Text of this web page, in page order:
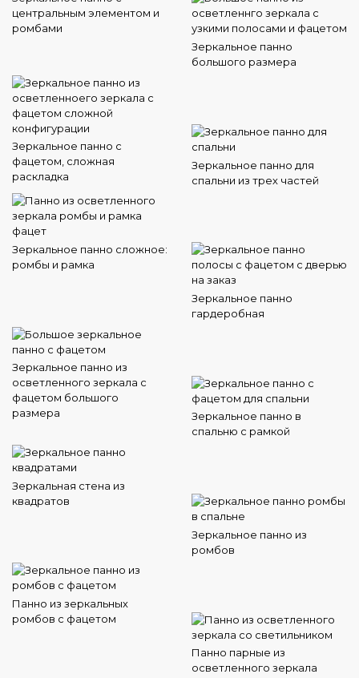
центральным элементом и
ромбами
Зеркальное панно
большого размера
Зеркальное панно с
фацетом, сложная
раскладка
Зеркальное панно для
спальни из трех частей
Зеркальное панно сложное:
ромбы и рамка
Зеркальное панно
гардеробная
Зеркальное панно из
осветленного зеркала с
фацетом большого
размера
Зеркальное панно в
спальню с рамкой
Зеркальная стена из
квадратов
Зеркальное панно из
ромбов
Панно из зеркальных
ромбов с фацетом
Панно парные из
осветленного зеркала